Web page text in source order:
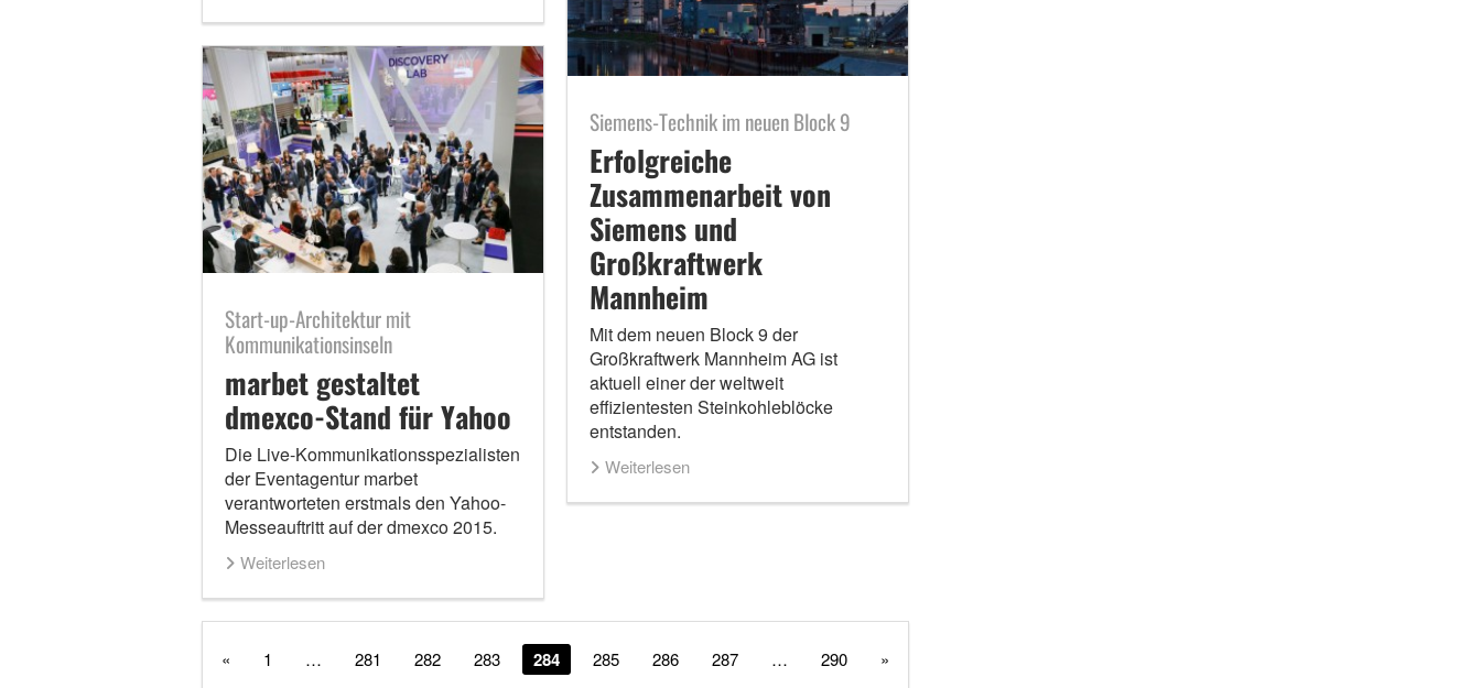
Start-up-Architektur mit
Kommunikationsinseln
marbet gestaltet
dmexco-Stand für Yahoo
Die Live-Kommunikationsspezialisten
der Eventagentur marbet
verantworteten erstmals den Yahoo-
Messeauftritt auf der dmexco 2015.
Weiterlesen
Siemens-Technik im neuen Block 9
Erfolgreiche
Zusammenarbeit von
Siemens und
Großkraftwerk
Mannheim
Mit dem neuen Block 9 der
Großkraftwerk Mannheim AG ist
aktuell einer der weltweit
effizientesten Steinkohleblöcke
entstanden.
Weiterlesen
« 1 … 281 282 283 284 285 286 287 … 290 »